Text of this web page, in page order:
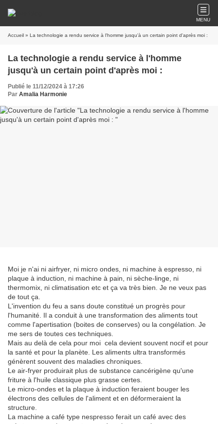
MENU
Accueil » La technologie a rendu service à l'homme jusqu'à un certain point d'après moi :
La technologie a rendu service à l'homme
jusqu'à un certain point d'après moi :
Publié le 11/12/2024 à 17:26
Par Amalia Harmonie
Moi je n'ai ni airfryer, ni micro ondes, ni machine à espresso, ni
plaque à induction, ni machine à pain, ni sèche-linge, ni
thermomix, ni climatisation etc et ça va très bien. Je ne veux pas
de tout ça.
L'invention du feu a sans doute constitué un progrès pour
l'humanité. Il a conduit à une transformation des aliments tout
comme l'apertisation (boites de conserves) ou la congélation. Je
me sers de toutes ces techniques.
Mais au delà de cela pour moi cela devient souvent nocif et pour
la santé et pour la planète. Les aliments ultra transformés
génèrent souvent des maladies chroniques.
Le air-fryer produirait plus de substance cancérigène qu'une
friture à l'huile classique plus grasse certes.
Le micro-ondes et la plaque à induction feraient bouger les
électrons des cellules de l'aliment et en déformeraient la
structure.
La machine a café type nespresso ferait un café avec des